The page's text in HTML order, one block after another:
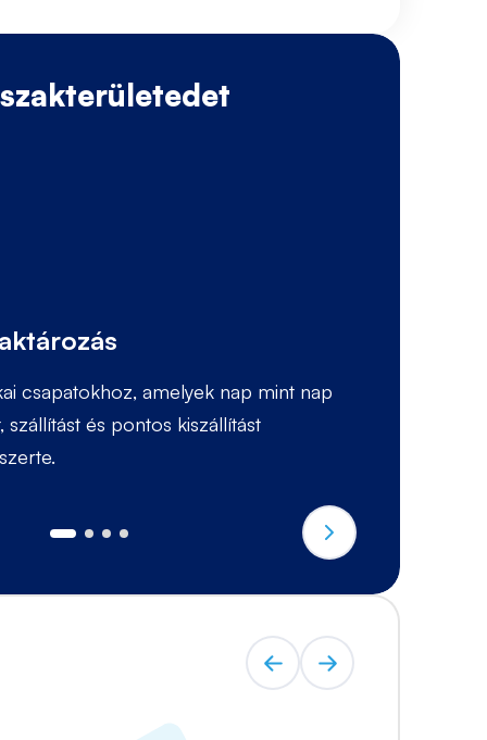
Antonina
csapatokhoz, amelyek nap mint nap
szállítást és pontos kiszállítást